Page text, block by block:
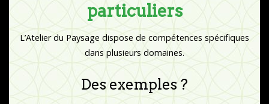
particuliers
L’Atelier du Paysage dispose de compétences spécifiques
dans plusieurs domaines.
Des exemples ?